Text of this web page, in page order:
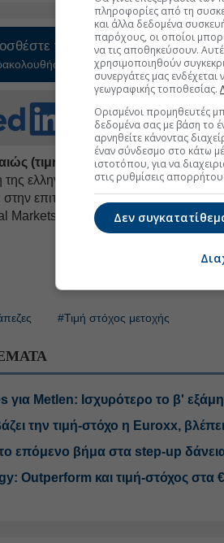
το Euro2day.grστο
τις εξελίξεις με την
FOLLOW US
Ακολουθήστε τη σελίδα
(τιμή-στόχος: 10,60 ευρώ):
ελληνικής οικονομίας. Πλέον, το
στην επιτυχή υλοποίηση των στόχων
Markets Day) και στην ομαλή
#Τιμή στόχος μετοχής
για Metlen: Ισχυρότερο το β'
την τιμή-στόχο η Euroxx,
επόμενο βήμα στα step-up
Outperform και τιμή-στόχος στα
πληροφορίες από τη
και άλλα δεδομένα
παρόχους, οι οποίοι
να τις αποθηκεύσουν.
χρησιμοποιηθούν
συνεργάτες μας
γεωγραφικής τοποθεσίας.
Ορισμένοι προμηθευτές
δεδομένα σας με βάση το
αρνηθείτε κάνοντας
έναν σύνδεσμο στο κάτω
ιστοτόπου, για να
στις ρυθμίσεις
Δεν